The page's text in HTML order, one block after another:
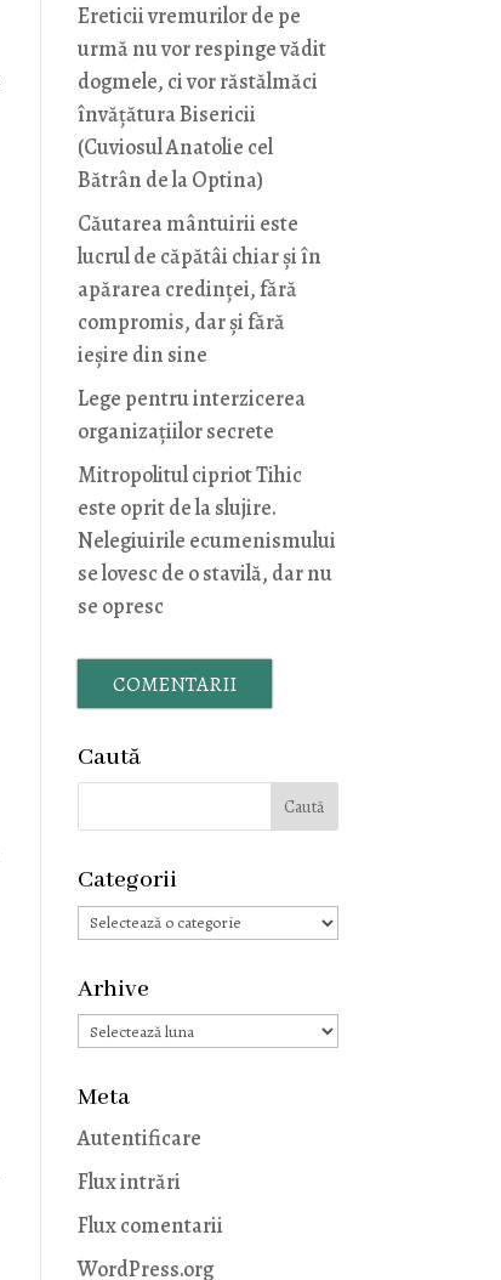
Ereticii vremurilor de pe
urmă nu vor respinge vădit
dogmele, ci vor răstălmăci
învățătura Bisericii
(Cuviosul Anatolie cel
Bătrân de la Optina)
Căutarea mântuirii este
lucrul de căpătâi chiar și în
apărarea credinței, fără
compromis, dar și fără
ieșire din sine
Lege pentru interzicerea
organizaţiilor secrete
Mitropolitul cipriot Tihic
este oprit de la slujire.
Nelegiuirile ecumenismului
se lovesc de o stavilă, dar nu
se opresc
COMENTARII
Caută
Categorii
Categorii
Arhive
Arhive
Meta
Autentificare
Flux intrări
Flux comentarii
WordPress.org